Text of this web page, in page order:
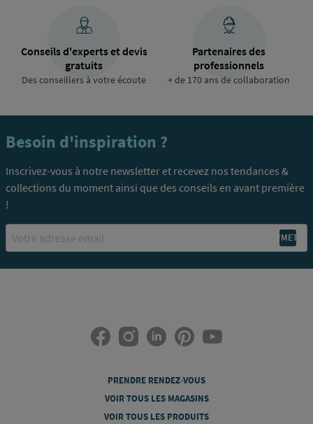
Conseils d'experts et devis
gratuits
Des conseillers à votre écoute
Partenaires des
professionnels
+ de 170 ans de collaboration
Besoin d'inspiration ?
Inscrivez-vous à notre newsletter et recevez nos tendances &
collections du moment ainsi que des conseils en avant première
!
Email
PRENDRE RENDEZ-VOUS
VOIR TOUS LES MAGASINS
VOIR TOUS LES PRODUITS